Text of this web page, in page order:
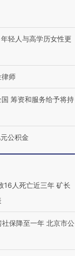
轻人与高学历女性更
师
筹资和服务给予将持
公积金
16人死亡近三年 矿长
保降至一年 北京市公